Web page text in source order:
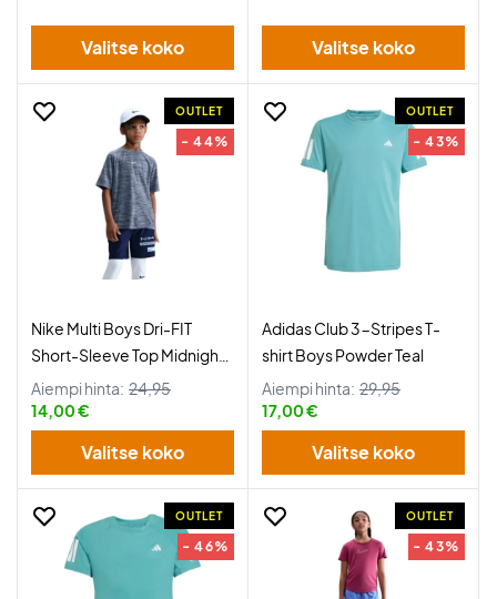
Valitse koko Valitse koko
OUTLET
- 44%
Nike Multi Boys Dri-FIT
Short-Sleeve Top Midnight
Navy
Aiempi hinta: 24,95
14,00 €
Valitse koko
OUTLET
- 43%
Adidas Club 3-Stripes T-
shirt Boys Powder Teal
Aiempi hinta: 29,95
17,00 €
Valitse koko
OUTLET
- 46%
OUTLET
- 43%